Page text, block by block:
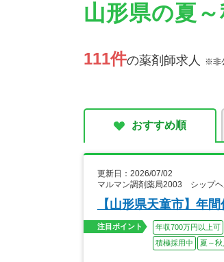
山形県の夏
111件の薬剤師求人 ※非
おすすめ順
更新日：2026/07/02
マルマン調剤薬局2003 シップヘ
【山形県天童市】年
注目ポイント 年収700万円以上可
積極採用中
夏～